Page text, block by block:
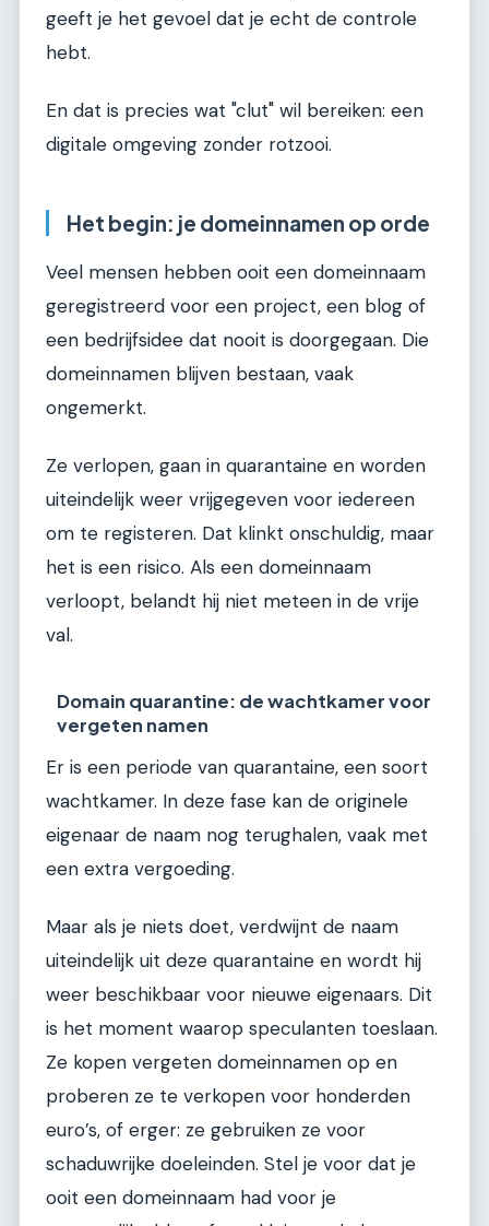
geeft je het gevoel dat je echt de controle
hebt.
En dat is precies wat "clut" wil bereiken: een
digitale omgeving zonder rotzooi.
Het begin: je domeinnamen op orde
Veel mensen hebben ooit een domeinnaam
geregistreerd voor een project, een blog of
een bedrijfsidee dat nooit is doorgegaan. Die
domeinnamen blijven bestaan, vaak
ongemerkt.
Ze verlopen, gaan in quarantaine en worden
uiteindelijk weer vrijgegeven voor iedereen
om te registeren. Dat klinkt onschuldig, maar
het is een risico. Als een domeinnaam
verloopt, belandt hij niet meteen in de vrije
val.
Domain quarantine: de wachtkamer voor
vergeten namen
Er is een periode van quarantaine, een soort
wachtkamer. In deze fase kan de originele
eigenaar de naam nog terughalen, vaak met
een extra vergoeding.
Maar als je niets doet, verdwijnt de naam
uiteindelijk uit deze quarantaine en wordt hij
weer beschikbaar voor nieuwe eigenaars. Dit
is het moment waarop speculanten toeslaan.
Ze kopen vergeten domeinnamen op en
proberen ze te verkopen voor honderden
euro’s, of erger: ze gebruiken ze voor
schaduwrijke doeleinden. Stel je voor dat je
ooit een domeinnaam had voor je